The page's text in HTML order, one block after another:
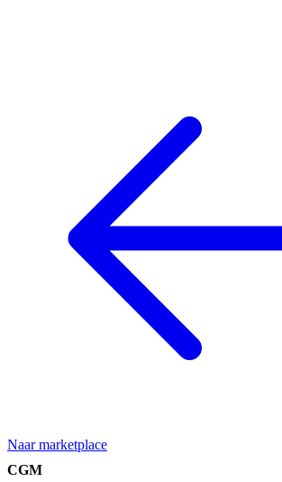
Naar marketplace
CGM